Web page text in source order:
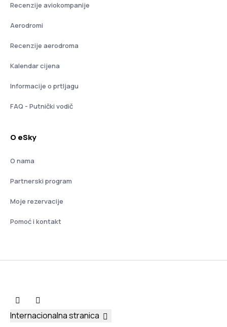
Recenzije aviokompanije
Aerodromi
Recenzije aerodroma
Kalendar cijena
Informacije o prtljagu
FAQ - Putnički vodič
O eSky
O nama
Partnerski program
Moje rezervacije
Pomoć i kontakt
Internacionalna stranica